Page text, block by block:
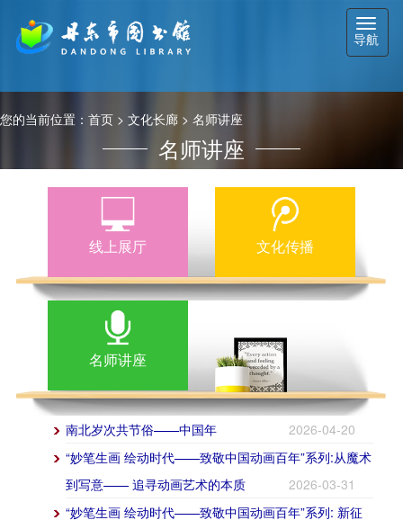
切
换
导
导航
您的当前位置： 首页 > 文化长廊 > 名师讲座
名师讲座
线上展厅 文化传播
名师讲座
南北岁次共节俗——中国年
2026-04-20
“妙笔生画 绘动时代——致敬中国动画百年”系列:从魔术
到写意—— 追寻动画艺术的本质
2026-03-31
“妙笔生画 绘动时代——致敬中国动画百年”系列: 新征